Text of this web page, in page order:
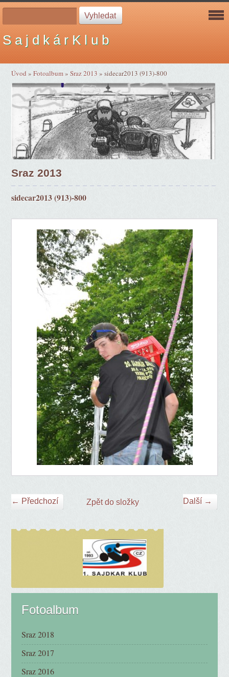
S a j d k á r K l u b
Úvod »Fotoalbum»Sraz 2013 »sidecar2013 (913)-800
Sraz 2013
sidecar2013 (913)-800
← Předchozí Další →
Zpět do složky
Fotoalbum
Sraz 2018
Sraz 2017
Sraz 2016